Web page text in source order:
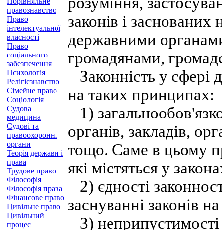
правознавство
Право
інтелектуальної
власності
Право
соціального
забезпечення
Психологія
Релігієзнавство
Сімейне право
Соціологія
Судова
медицина
Судові та
правоохоронні
органи
Теорія держави і
права
Трудове право
Філософія
Філософія права
Фінансове право
Цивільне право
Цивільний
процес
законів і
державними
громадянами,
Законність у сфері
на таких принципах:
1)
органів, закладів,
тощо. Саме в цьому
які містяться у
2) єдності
заснуванні законів
3) неприпустимості